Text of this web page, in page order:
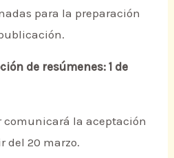
para la preparación
de resúmenes: 1 de
comunicará la aceptación
del 20 marzo.